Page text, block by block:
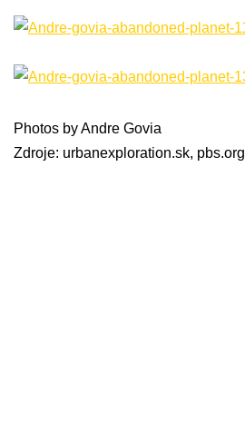
Photos by Andre Govia
Zdroje: urbanexploration.sk, pbs.org